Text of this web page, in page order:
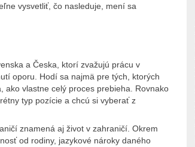
vysvetliť, čo nasleduje, mení sa
a Česka, ktorí zvažujú prácu v
oporu. Hodí sa najmä pre tých, ktorých
ako vlastne celý proces prebieha. Rovnako
typ pozície a chcú si vyberať z
znamená aj život v zahraničí. Okrem
od rodiny, jazykové nároky daného